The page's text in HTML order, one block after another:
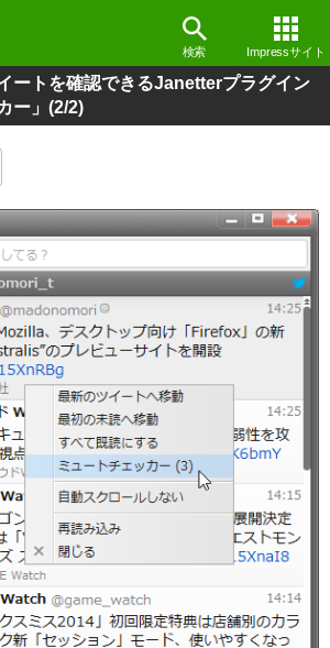
検索 Impressサイト
ートを確認できるJanetterプラグイン
ー」 (2/2)